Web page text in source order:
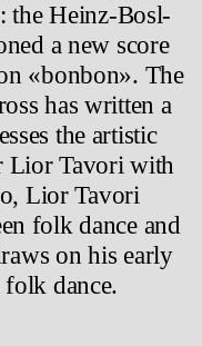
the Heinz-Bosl-
a new score
«bonbon». The
has written a
the artistic
Lior Tavori with
Lior Tavori
folk dance and
on his early
folk dance.